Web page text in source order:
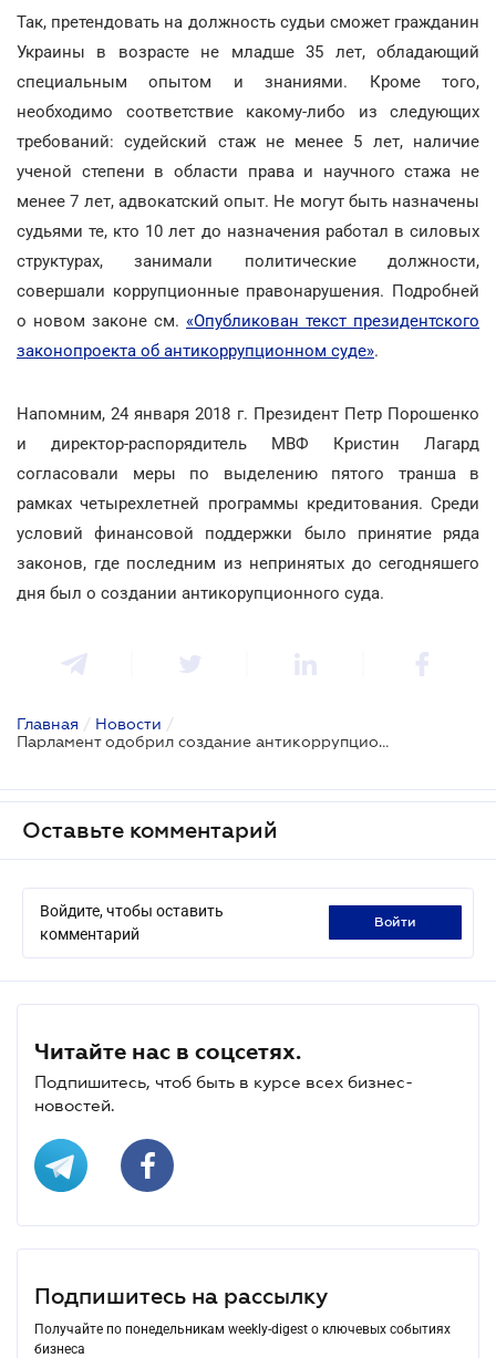
Так, претендовать на должность судьи сможет гражданин
Украины в возрасте не младше 35 лет, обладающий
специальным опытом и знаниями. Кроме того,
необходимо соответствие какому-либо из следующих
требований: судейский стаж не менее 5 лет, наличие
ученой степени в области права и научного стажа не
менее 7 лет, адвокатский опыт. Не могут быть назначены
судьями те, кто 10 лет до назначения работал в силовых
структурах, занимали политические должности,
совершали коррупционные правонарушения. Подробней
о новом законе см. «Опубликован текст президентского
законопроекта об антикоррупционном суде».
Напомним, 24 января 2018 г. Президент Петр Порошенко
и директор-распорядитель МВФ Кристин Лагард
согласовали меры по выделению пятого транша в
рамках четырехлетней программы кредитования. Среди
условий финансовой поддержки было принятие ряда
законов, где последним из непринятых до сегодняшего
дня был о создании антикорупционного суда.
Главная / Новости /
Парламент одобрил создание антикоррупционного суда
Оставьте комментарий
Войдите, чтобы оставить
комментарий
войти
Читайте нас в соцсетях.
Подпишитесь, чтоб быть в курсе всех бизнес-
новостей.
Подпишитесь на рассылку
Получайте по понедельникам weekly-digest о ключевых событиях
бизнеса